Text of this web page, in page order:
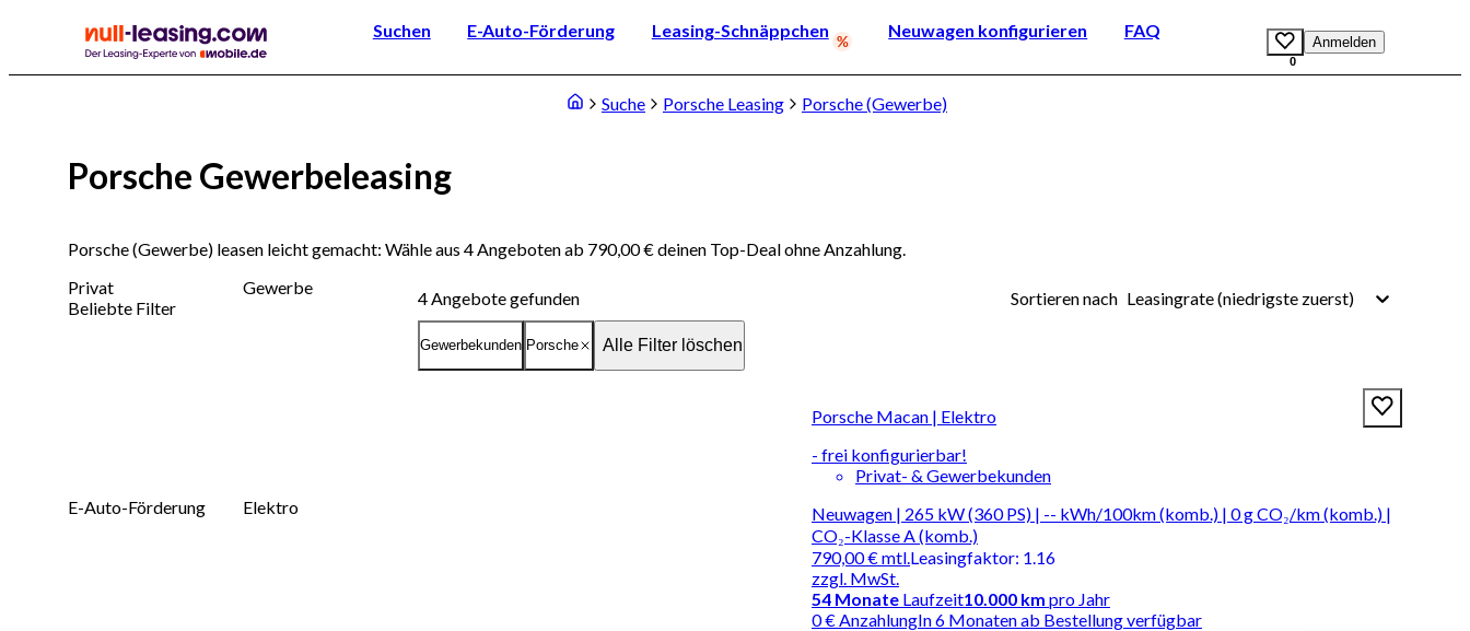
Suchen E-Auto-Förderung Leasing-Schnäppchen Neuwagen konfigurieren FAQ
0
Anmelden
Suche Porsche Leasing Porsche (Gewerbe)
Porsche Gewerbeleasing
Porsche (Gewerbe) leasen leicht gemacht: Wähle aus 4 Angeboten ab 790,00 € deinen Top-Deal ohne Anzahlung.
Privat
Gewerbe
Beliebte Filter
E-Auto-Förderung Elektro
4Angebote gefunden Sortieren nach Leasingrate (niedrigste zuerst)
Gewerbekunden Porsche Alle Filter löschen
Porsche Macan | Elektro
- frei konfigurierbar!
Privat- & Gewerbekunden
Neuwagen | 265 kW (360 PS) | -- kWh/100km (komb.) | 0 g CO₂/km (komb.) |
CO₂-Klasse A (komb.)
790,00 €mtl.
zzgl. MwSt.
Leasingfaktor: 1.16
54 Monate Laufzeit10.000 km pro Jahr
0 € AnzahlungIn 6 Monaten ab Bestellung verfügbar